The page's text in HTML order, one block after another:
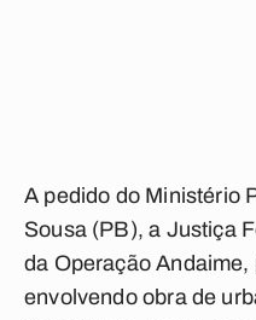
A pedido do Ministério
Sousa (PB), a Justiça
da Operação
envolvendo obra de